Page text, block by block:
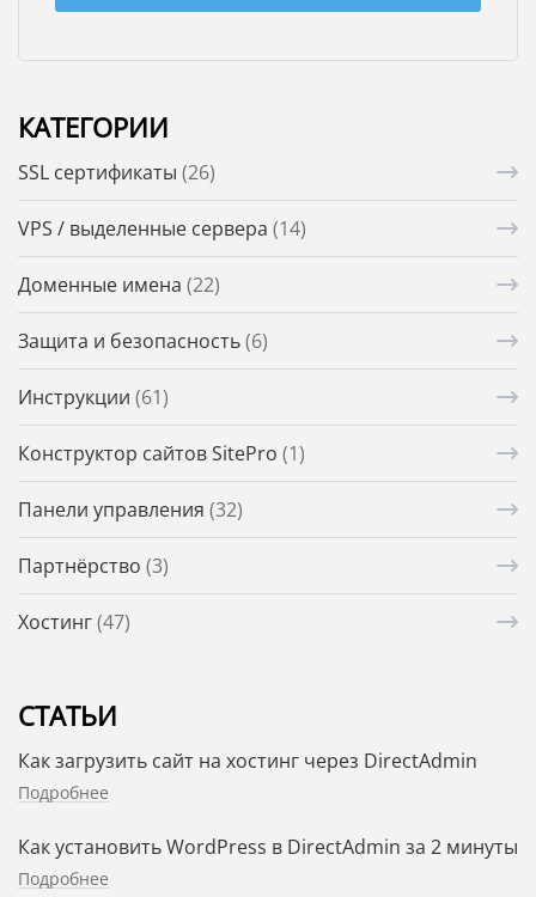
КАТЕГОРИИ
SSL сертификаты (26)
VPS / выделенные сервера (14)
Доменные имена (22)
Защита и безопасность(6)
Инструкции (61)
Конструктор сайтов SitePro (1)
Панели управления (32)
Партнёрство (3)
Хостинг(47)
СТАТЬИ
Как загрузить сайт на хостинг через DirectAdmin
Подробнее
Как установить WordPress в DirectAdmin за 2 минуты
Подробнее